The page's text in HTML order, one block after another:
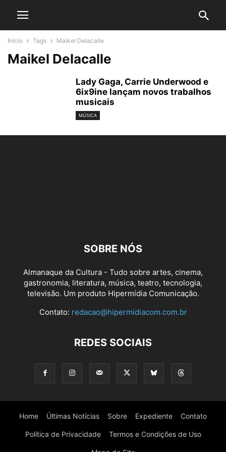
Início Tags Maikel Delacalle
Maikel Delacalle
Lady Gaga, Carrie Underwood e
6ix9ine lançam novos trabalhos
musicais
MÚSICA
SOBRE NÓS
Almanaque da Cultura - Tudo sobre artes, cinema,
gastronomia, literatura, música, teatro, tecnologia,
televisão. Um produto Hipermídia Comunicação.
Contato: redacao@hipermidiacom.com.br
REDES SOCIAIS
Home Últimas Notícias Sobre Expediente Contato
Política de Privacidade Termos e Condições de Uso